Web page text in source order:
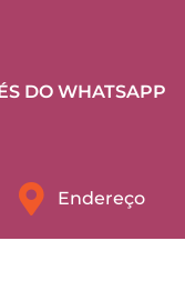
DO WHATSAPP
Endereço